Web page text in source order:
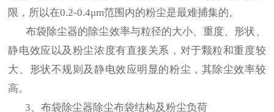
限，所以在0.2-0.4μm范围内的粉尘是最难捕集的。
布袋除尘器的除尘效率与粒径的大小、重度、形状、
静电效应以及粉尘浓度有直接关系，对于颗粒和重度较
大、形状不规则及静电效应明显的粉尘，其除尘效率较
高。
3、布袋除尘器除尘布袋结构及粉尘负荷